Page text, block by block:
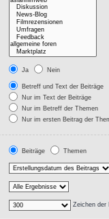
Ja Nein
Betreff und Text der Beiträge
Nur im Text der Beiträge
Nur im Betreff der Themen
Nur im ersten Beitrag der
Beiträge Themen
Zeichen der